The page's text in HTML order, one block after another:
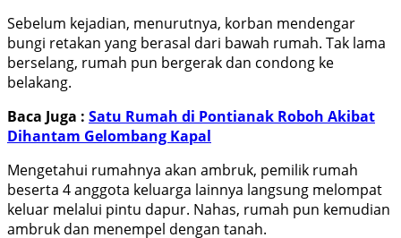
Sebelum kejadian, menurutnya, korban mendengar
bungi retakan yang berasal dari bawah rumah. Tak lama
berselang, rumah pun bergerak dan condong ke
belakang.
Baca Juga : Satu Rumah di Pontianak Roboh Akibat
Dihantam Gelombang Kapal
Mengetahui rumahnya akan ambruk, pemilik rumah
beserta 4 anggota keluarga lainnya langsung melompat
keluar melalui pintu dapur. Nahas, rumah pun kemudian
ambruk dan menempel dengan tanah.